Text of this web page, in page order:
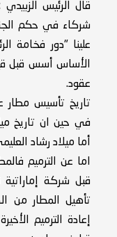
قال الرئيس
شركاء في حكم
علينا "دور فخامة
الأساس أسس قبل
عقود.
أما ميلاد رشاد العليمي
اما عن الترميم
قبل شركة
تأهيل المطار من
إعادة الترميم